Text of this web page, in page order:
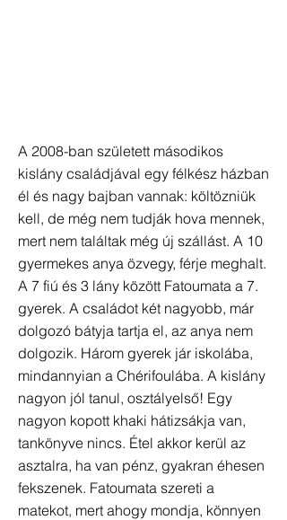
A 2008-ban született másodikos
kislány családjával egy félkész házban
él és nagy bajban vannak: költözniük
kell, de még nem tudják hova mennek,
mert nem találtak még új szállást. A 10
gyermekes anya özvegy, férje meghalt.
A 7 fiú és 3 lány között Fatoumata a 7.
gyerek. A családot két nagyobb, már
dolgozó bátyja tartja el, az anya nem
dolgozik. Három gyerek jár iskolába,
mindannyian a Chérifoulába. A kislány
nagyon jól tanul, osztályelső! Egy
nagyon kopott khaki hátizsákja van,
tankönyve nincs. Étel akkor kerül az
asztalra, ha van pénz, gyakran éhesen
fekszenek. Fatoumata szereti a
matekot, mert ahogy mondja, könnyen